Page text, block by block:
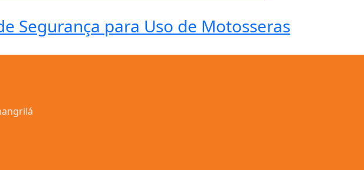
Segurança para Uso de Motosseras